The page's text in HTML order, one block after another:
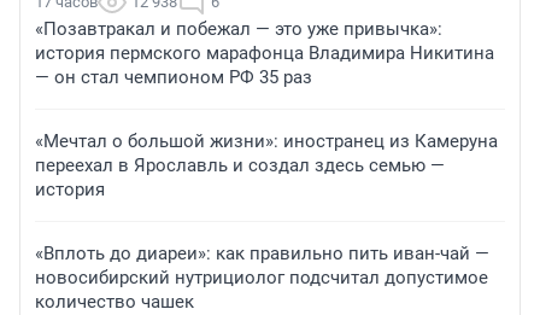
«Позавтракал и побежал — это уже привычка»:
история пермского марафонца Владимира Никитина
— он стал чемпионом РФ 35 раз
«Мечтал о большой жизни»: иностранец из Камеруна
переехал в Ярославль и создал здесь семью —
история
«Вплоть до диареи»: как правильно пить иван-чай —
новосибирский нутрициолог подсчитал допустимое
количество чашек